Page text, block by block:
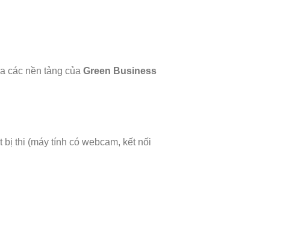
các nền tảng của Green Business
thi (máy tính có webcam, kết nối